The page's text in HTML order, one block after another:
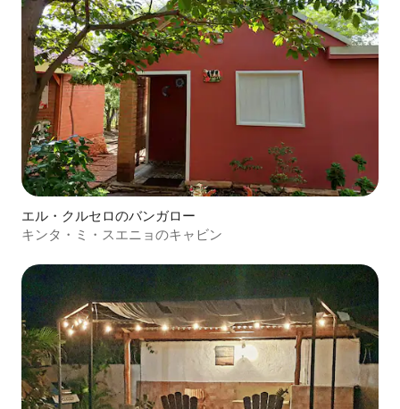
エル・クルセロのバンガロー
キンタ・ミ・スエニョのキャビン